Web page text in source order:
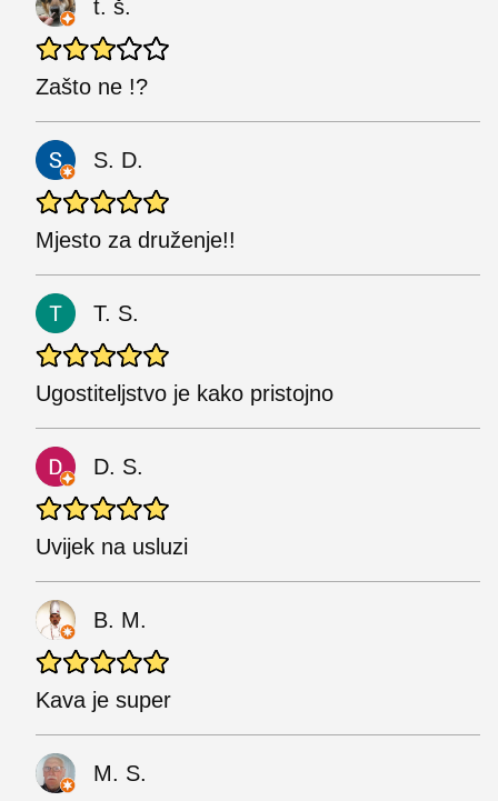
t. š.
Zašto ne !?
S. D.
Mjesto za druženje!!
T. S.
Ugostiteljstvo je kako pristojno
D. S.
Uvijek na usluzi
B. M.
Kava je super
M. S.